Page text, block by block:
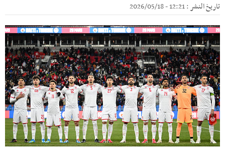
تاريخ النشر : 12:21 - 2026/05/18